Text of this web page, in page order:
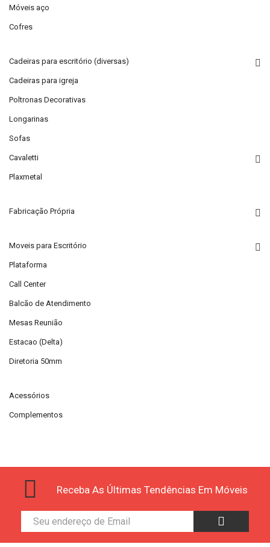
Móveis aço
Cofres
Cadeiras para escritório (diversas)
Cadeiras para igreja
Poltronas Decorativas
Longarinas
Sofas
Cavaletti
Plaxmetal
Fabricação Própria
Moveis para Escritório
Plataforma
Call Center
Balcão de Atendimento
Mesas Reunião
Estacao (Delta)
Diretoria 50mm
Acessórios
Complementos
Receba As Últimas Tendências Em Móveis